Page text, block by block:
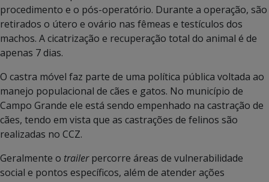
procedimento e o pós-operatório. Durante a operação, são
retirados o útero e ovário nas fêmeas e testículos dos
machos. A cicatrização e recuperação total do animal é de
apenas 7 dias.
O castra móvel faz parte de uma política pública voltada ao
manejo populacional de cães e gatos. No município de
Campo Grande ele está sendo empenhado na castração de
cães, tendo em vista que as castrações de felinos são
realizadas no CCZ.
Geralmente o trailerpercorre áreas de vulnerabilidade
social e pontos específicos, além de atender ações